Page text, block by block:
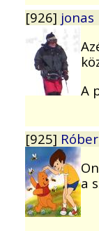
[926] jonas
A
[925]
a